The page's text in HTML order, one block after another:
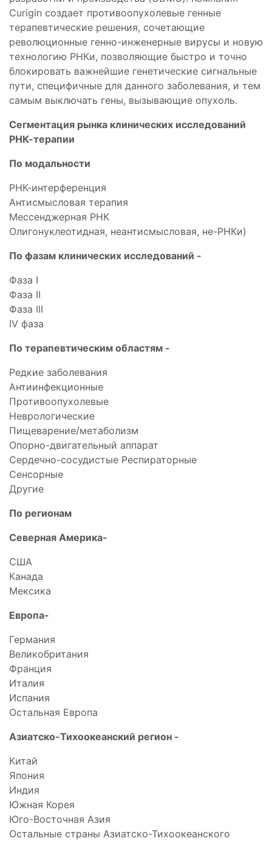
Curigin создает противоопухолевые генные
терапевтические решения, сочетающие
революционные генно-инженерные вирусы и новую
технологию РНКи, позволяющие быстро и точно
блокировать важнейшие генетические сигнальные
пути, специфичные для данного заболевания, и тем
самым выключать гены, вызывающие опухоль.
Сегментация рынка клинических исследований
РНК-терапии
По модальности
РНК-интерференция
Антисмысловая терапия
Мессенджерная РНК
Олигонуклеотидная, неантисмысловая, не-РНКи)
По фазам клинических исследований -
Фаза I
Фаза II
Фаза III
IV фаза
По терапевтическим областям -
Редкие заболевания
Антиинфекционные
Противоопухолевые
Неврологические
Пищеварение/метаболизм
Опорно-двигательный аппарат
Сердечно-сосудистые Респираторные
Сенсорные
Другие
По регионам
Северная Америка-
США
Канада
Мексика
Европа-
Германия
Великобритания
Франция
Италия
Испания
Остальная Европа
Азиатско-Тихоокеанский регион -
Китай
Япония
Индия
Южная Корея
Юго-Восточная Азия
Остальные страны Азиатско-Тихоокеанского